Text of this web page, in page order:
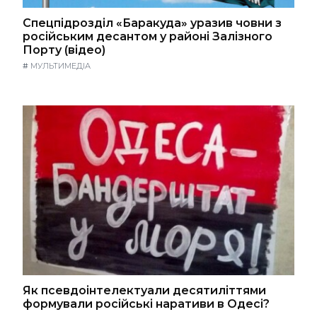
Спецпідрозділ «Баракуда» уразив човни з
російським десантом у районі Залізного
Порту (відео)
# МУЛЬТИМЕДІА
Як псевдоінтелектуали десятиліттями
формували російські наративи в Одесі?